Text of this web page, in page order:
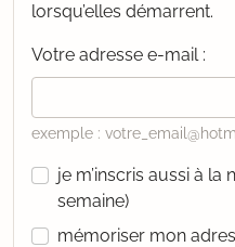
lorsqu’elles démarrent.
Votre adresse e-mail :
exemple :
je m’inscris aussi à
semaine)
mémoriser mon